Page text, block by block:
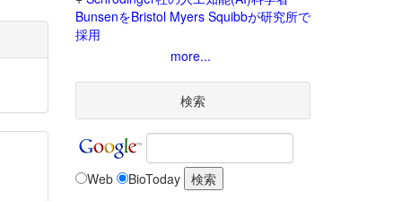
BunsenをBristol Myers Squibbが研究所で
採用
more...
検索
Web BioToday